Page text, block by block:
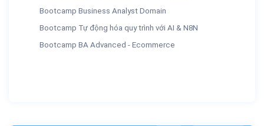
Bootcamp Business Analyst Domain
Bootcamp Tự động hóa quy trình với AI & N8N
Bootcamp BA Advanced - Ecommerce